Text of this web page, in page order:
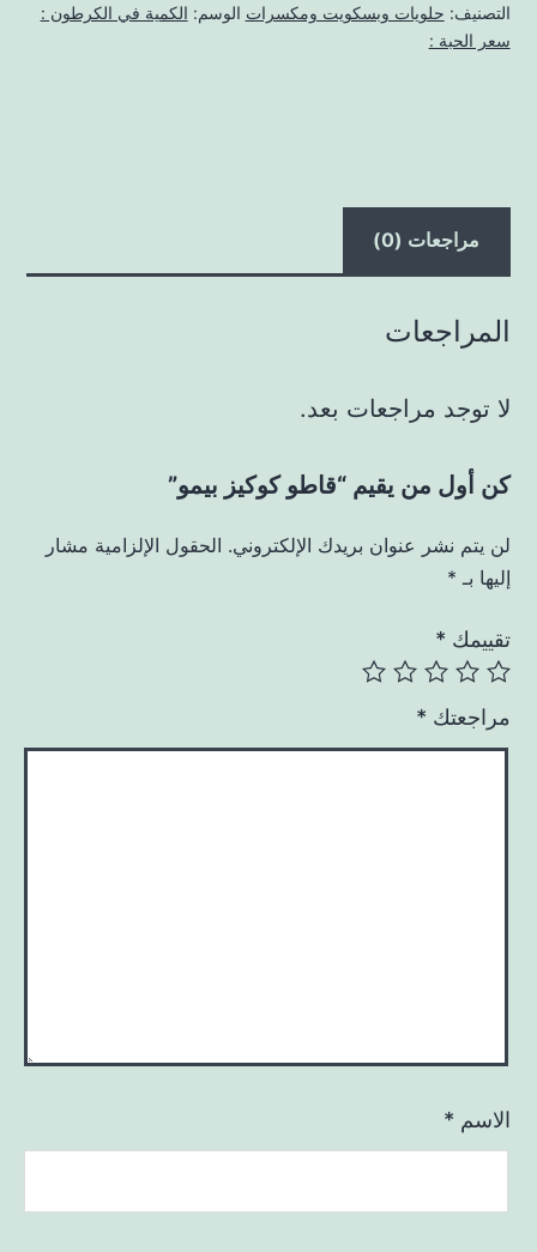
التصنيف: حلويات وبسكويت ومكسرات الوسم: الكمية في الكرطون :
سعر الحبة :
مراجعات (0)
المراجعات
لا توجد مراجعات بعد.
كن أول من يقيم “قاطو كوكيز بيمو”
لن يتم نشر عنوان بريدك الإلكتروني. الحقول الإلزامية مشار
إليها بـ *
تقييمك *
مراجعتك *
الاسم *